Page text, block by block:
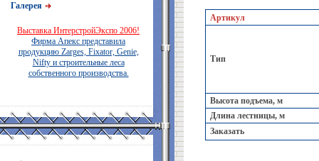
Галерея
Выставка ИнтерстройЭкспо 2006!
Фирма Апекс представила
продукцию Zarges, Fixator, Genie,
Nifty и строительные леса
собственного производства.
Артикул
Тип
Высота подъема, м
Длина лестницы, м
Заказать